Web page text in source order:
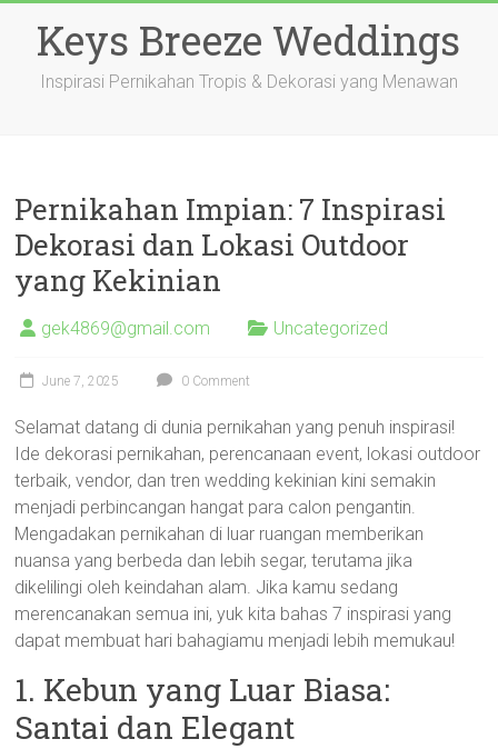
contentKeys Breeze Weddings
Inspirasi Pernikahan Tropis & Dekorasi yang Menawan
Pernikahan Impian: 7 Inspirasi
Dekorasi dan Lokasi Outdoor
yang Kekinian
gek4869@gmail.com Uncategorized
June 7, 2025 0 Comment
Selamat datang di dunia pernikahan yang penuh inspirasi!
Ide dekorasi pernikahan, perencanaan event, lokasi outdoor
terbaik, vendor, dan tren wedding kekinian kini semakin
menjadi perbincangan hangat para calon pengantin.
Mengadakan pernikahan di luar ruangan memberikan
nuansa yang berbeda dan lebih segar, terutama jika
dikelilingi oleh keindahan alam. Jika kamu sedang
merencanakan semua ini, yuk kita bahas 7 inspirasi yang
dapat membuat hari bahagiamu menjadi lebih memukau!
1. Kebun yang Luar Biasa:
Santai dan Elegant